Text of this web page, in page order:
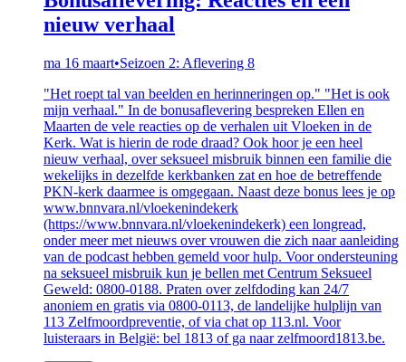
nieuw verhaal
ma 16 maart•Seizoen 2: Aflevering 8
"Het roept tal van beelden en herinneringen op." "Het is ook
mijn verhaal." In de bonusaflevering bespreken Ellen en
Maarten de vele reacties op de verhalen uit Vloeken in de
Kerk. Wat is hierin de rode draad? Ook hoor je een heel
nieuw verhaal, over seksueel misbruik binnen een familie die
wekelijks in dezelfde kerkbanken zat en hoe de betreffende
PKN-kerk daarmee is omgegaan. Naast deze bonus lees je op
www.bnnvara.nl/vloekenindekerk
(https://www.bnnvara.nl/vloekenindekerk) een longread,
onder meer met nieuws over vrouwen die zich naar aanleiding
van de podcast hebben gemeld voor hulp. Voor ondersteuning
na seksueel misbruik kun je bellen met Centrum Seksueel
Geweld: 0800-0188. Praten over zelfdoding kan 24/7
anoniem en gratis via 0800-0113, de landelijke hulplijn van
113 Zelfmoordpreventie, of via chat op 113.nl. Voor
luisteraars in België: bel 1813 of ga naar zelfmoord1813.be.